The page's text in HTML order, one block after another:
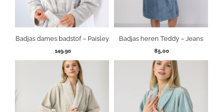
Badjas dames badstof – Paisley
149,90
Badjas heren Teddy – Jeans
85,00